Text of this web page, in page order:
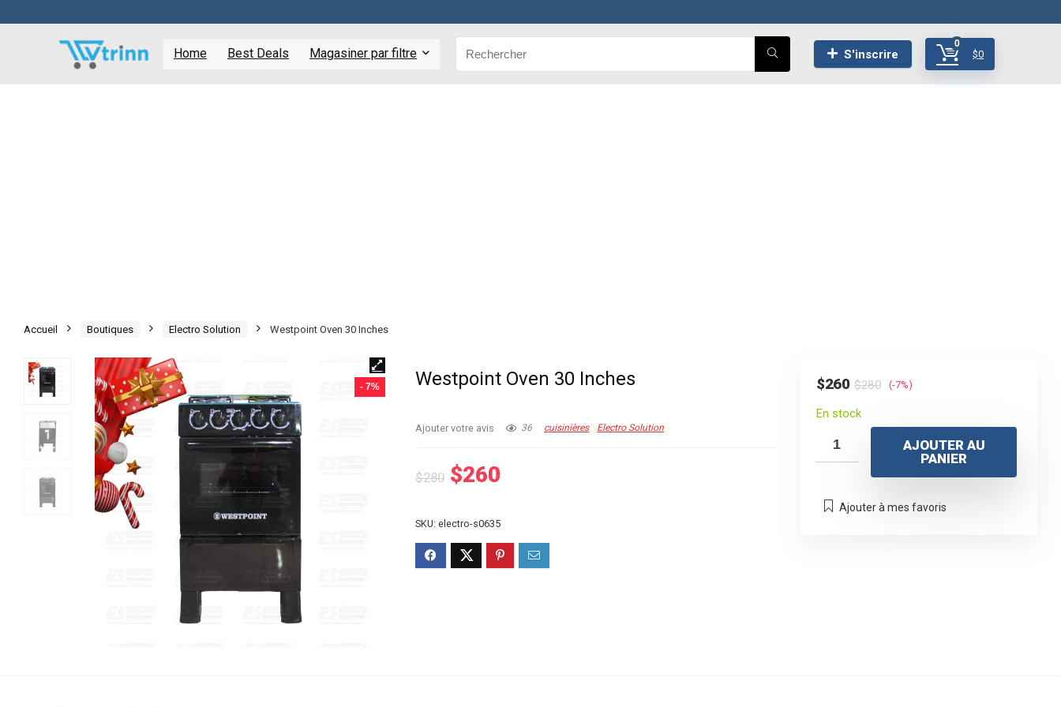
Home Best Deals Magasiner par filtre S'inscrire
0
$0
Accueil Boutiques Electro Solution Westpoint Oven 30 Inches
- 7% Westpoint Oven 30 Inches
Ajouter votre avis 36 cuisinières Electro Solution
$280 Le
initial
était :
$280.
$260
actuel
est :
$260.
SKU:electro-s0635
$280Le
initial
était :
$260
Le
actuel
est :
(-7%)
En stock
AJOUTER AU
PANIER
Ajouter à mes favoris